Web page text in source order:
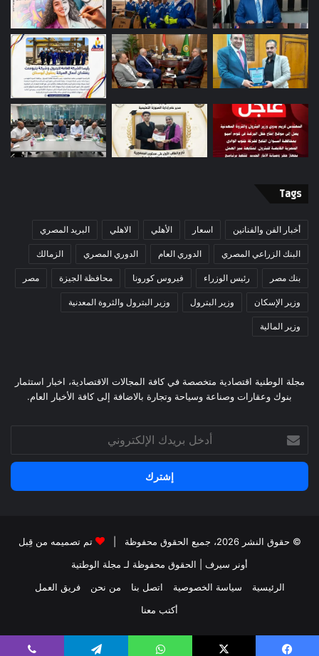
Tags
أخبار الفن والفنانين اسعار الأهلي الاهلي البريد المصري
البنك الزراعي المصري الدوري العام الدوري المصري الزمالك
بنك مصر رئيس الوزراء فيروس كورونا محافظة الجيزة مصر
وزير الإسكان وزير البترول وزير البترول والثروة المعدنية
وزير المالية
مجلة الوطنية اقتصادية متخصصة في كافة المجالات الاقتصادية، اخبار استثمار
بنوك وعقارات وصناعة وسياحة وتجارة بالاضافة إلى كافة الأخبار العام.
بريدك
الإلكتروني
© حقوق النشر 2026، جميع الحقوق محفوظة |
تم تصميمه من قِبل
أونر سيرف | الحقوق محفوظة لـ مجلة الوطتية
الرئيسية
سياسة الخصوصية اتصل بنا من نحن
فريق العمل
أكتب معنا